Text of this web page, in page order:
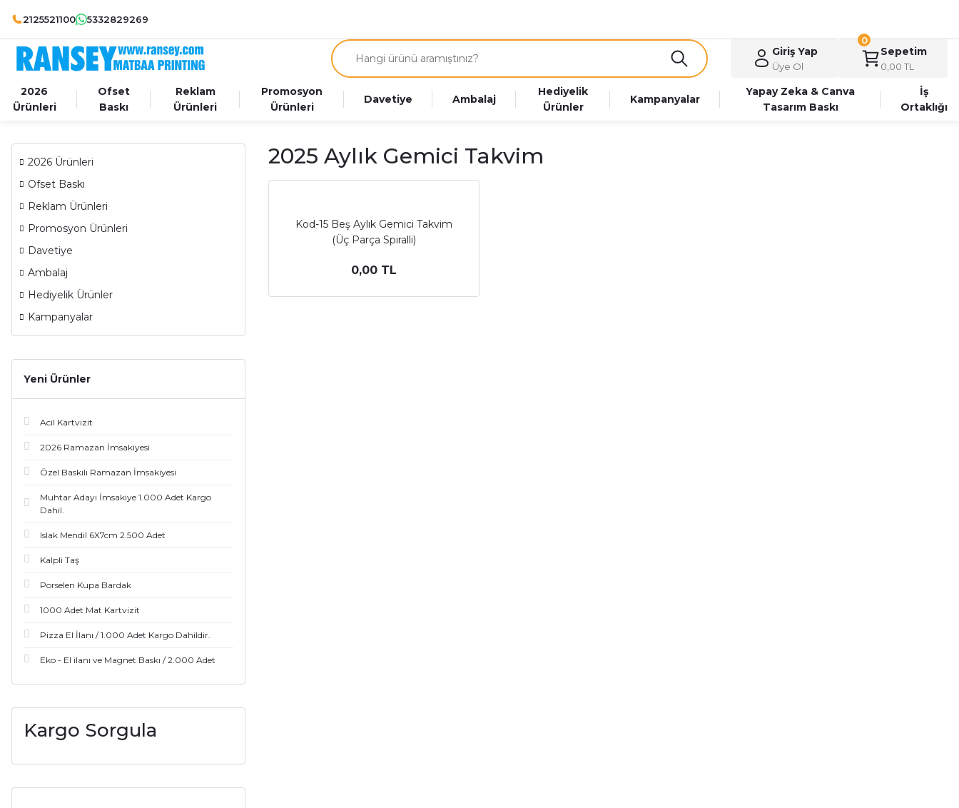
2125521100 5332829269
Giriş Yap
Üye Ol
Sepetim
0,00 TL
0
2026
Ürünleri
Ofset
Baskı
Reklam
Ürünleri
Promosyon
Ürünleri
Davetiye Ambalaj
Hediyelik
Ürünler
Kampanyalar
Yapay Zeka & Canva
Tasarım Baskı
İş
Ortaklığı
2026 Ürünleri
Ofset Baskı
Reklam Ürünleri
Promosyon Ürünleri
Davetiye
Ambalaj
Hediyelik Ürünler
Kampanyalar
Yeni Ürünler
Acil Kartvizit
2026 Ramazan İmsakiyesi
Özel Baskılı Ramazan İmsakiyesi
Muhtar Adayı İmsakiye 1.000 Adet Kargo
Dahil.
Islak Mendil 6X7cm 2.500 Adet
Kalpli Taş
Porselen Kupa Bardak
1000 Adet Mat Kartvizit
Pizza El İlanı / 1.000 Adet Kargo Dahildir.
Eko - El ilanı ve Magnet Baskı / 2.000 Adet
Kargo Sorgula
2025 Aylık Gemici Takvim
Kod-15 Beş Aylık Gemici Takvim
(Üç Parça Spiralli)
0,00 TL